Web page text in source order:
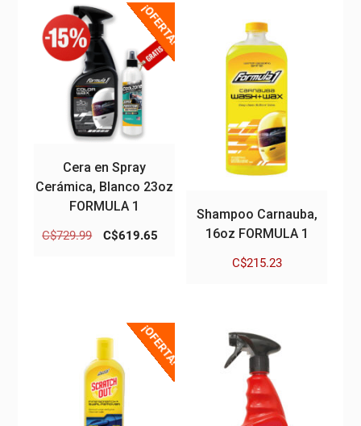
¡OFERTA!
Cera en Spray
Cerámica, Blanco 23oz
FORMULA 1
C$729.99
ElC$619.65
Shampoo Carnauba,
16oz FORMULA 1
C$215.23
¡OFERTA!